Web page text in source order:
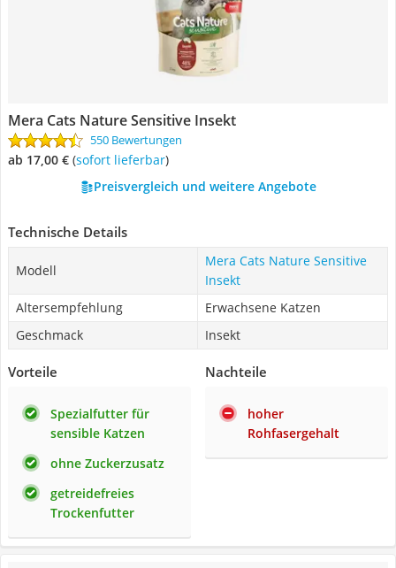
Mera Cats Nature Sensitive Insekt
550 Bewertungen
ab 17,00 € ( Sofort lieferbar)
Preisvergleich und weitere Angebote
Technische Details
Modell
Mera Cats Nature Sensitive
Insekt
Altersempfehlung
Erwachsene Katzen
Geschmack
Insekt
Vorteile
Spezialfutter für
sensible Katzen
ohne Zuckerzusatz
getreidefreies
Trockenfutter
Nachteile
hoher
Rohfasergehalt